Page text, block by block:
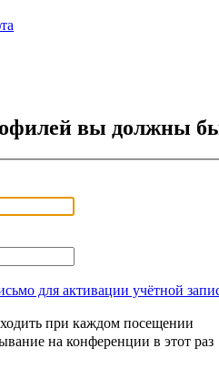
вы должны
для активации учётной
при каждом посещении
на конференции в этот раз